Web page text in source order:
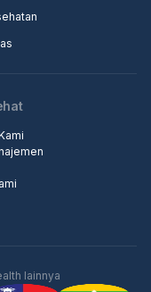
lainnya